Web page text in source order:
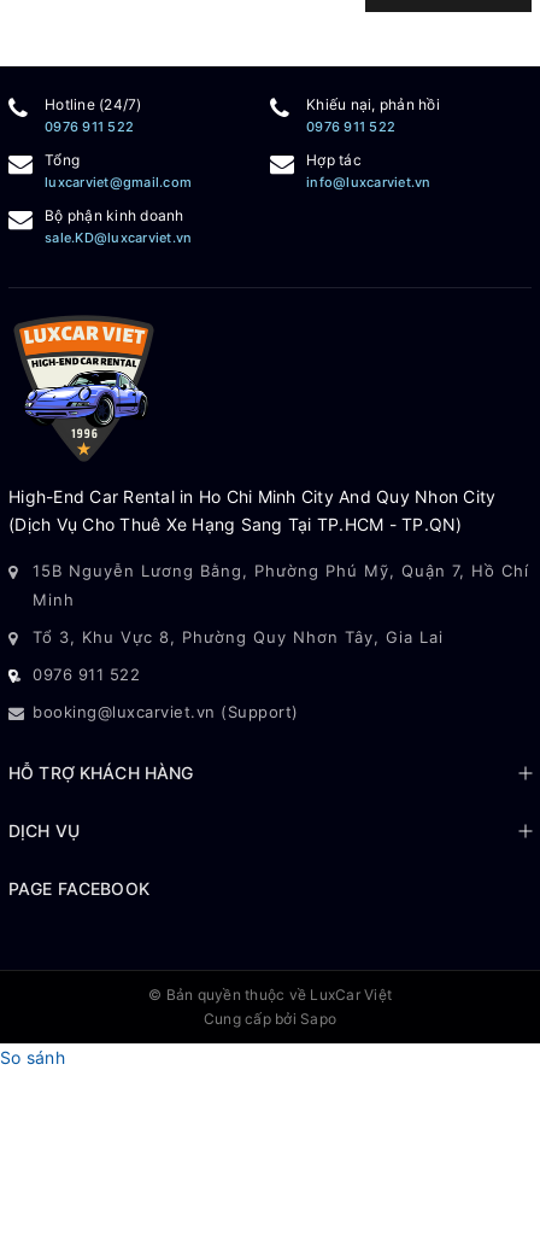
Hotline (24/7)
0976 911 522
Khiếu nại, phản hồi
0976 911 522
Tổng
luxcarviet@gmail.com
Hợp tác
info@luxcarviet.vn
Bộ phận kinh doanh
sale.KD@luxcarviet.vn
High-End Car Rental in Ho Chi Minh City And Quy Nhon City
(Dịch Vụ Cho Thuê Xe Hạng Sang Tại TP.HCM - TP.QN)
15B Nguyễn Lương Bằng, Phường Phú Mỹ, Quận 7, Hồ Chí
Minh
Tổ 3, Khu Vực 8, Phường Quy Nhơn Tây, Gia Lai
0976 911 522
booking@luxcarviet.vn (Support)
HỖ TRỢ KHÁCH HÀNG
DỊCH VỤ
PAGE FACEBOOK
© Bản quyền thuộc về LuxCar Việt
Cung cấp bởi Sapo
So sánh